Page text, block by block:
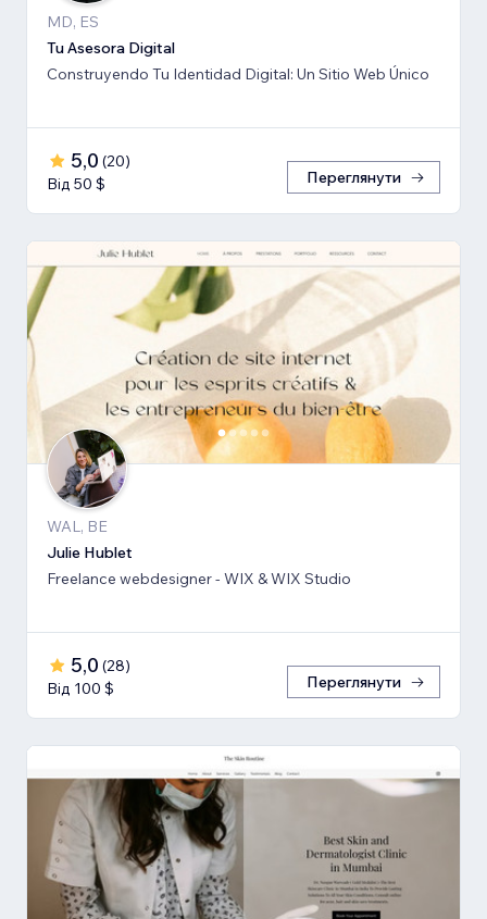
MD, ES
Tu Asesora Digital
Construyendo Tu Identidad Digital: Un Sitio Web Único
5,0 (20)
Від 50 $
Переглянути
WAL, BE
Julie Hublet
Freelance webdesigner - WIX & WIX Studio
5,0 (28)
Від 100 $
Переглянути